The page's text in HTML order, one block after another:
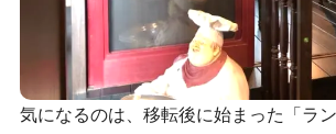
気になるのは、移転後に始まった「ラ